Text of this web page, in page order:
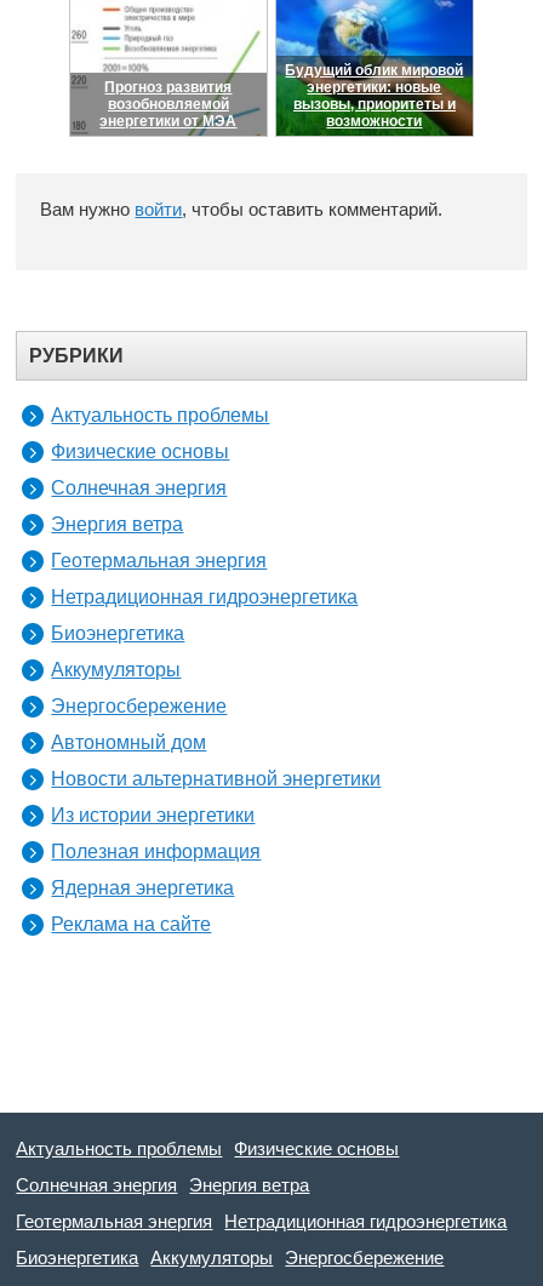
Прогноз развития
возобновляемой
энергетики от МЭА
Будущий облик мировой
энергетики: новые
вызовы, приоритеты и
возможности
Вам нужно войти, чтобы оставить комментарий.
РУБРИКИ
Актуальность проблемы
Физические основы
Солнечная энергия
Энергия ветра
Геотермальная энергия
Нетрадиционная гидроэнергетика
Биоэнергетика
Аккумуляторы
Энергосбережение
Автономный дом
Новости альтернативной энергетики
Из истории энергетики
Полезная информация
Ядерная энергетика
Реклама на сайте
Актуальность проблемы
Физические основы
Солнечная энергия
Энергия ветра
Геотермальная энергия
Нетрадиционная гидроэнергетика
Биоэнергетика
Аккумуляторы
Энергосбережение